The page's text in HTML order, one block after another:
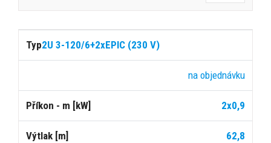
2U 3-120/6+2xEPIC (230 V)
na objednávku
2x0,9
62,8